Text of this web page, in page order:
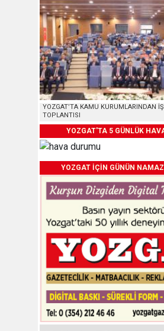
YOZGAT’TA KAMU KURUMLARINDAN
TOPLANTISI
YOZGAT'TA 5 GÜNLÜK
YOZGAT İÇİN GÜNÜN